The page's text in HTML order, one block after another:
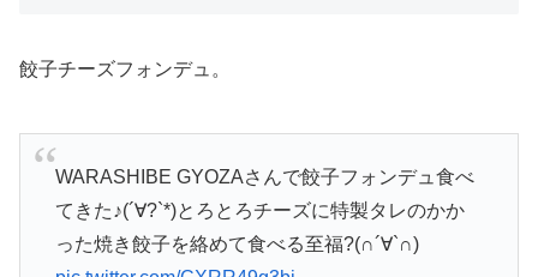
餃子チーズフォンデュ。
WARASHIBE GYOZAさんで餃子フォンデュ食べ
てきた♪(´∀?`*)とろとろチーズに特製タレのかか
った焼き餃子を絡めて食べる至福?(∩´∀`∩)